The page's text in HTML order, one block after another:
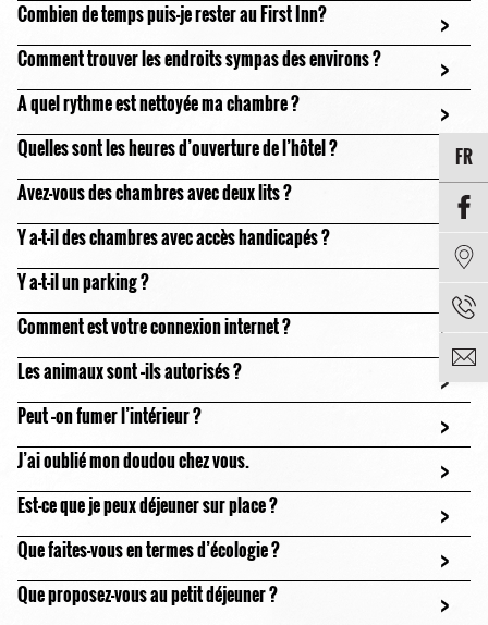
FR
Combien de temps puis-je rester au First Inn? >
Comment trouver les endroits sympas des environs ? >
A quel rythme est nettoyée ma chambre ? >
Quelles sont les heures d’ouverture de l’hôtel ?
Avez-vous des chambres avec deux lits ?
Y a-t-il des chambres avec accès handicapés ?
Y a-t-il un parking ? >
Comment est votre connexion internet ? >
Les animaux sont –ils autorisés ? >
Peut –on fumer l’intérieur ? >
J’ai oublié mon doudou chez vous. >
Est-ce que je peux déjeuner sur place ? >
Que faites-vous en termes d’écologie ? >
Que proposez-vous au petit déjeuner ? >